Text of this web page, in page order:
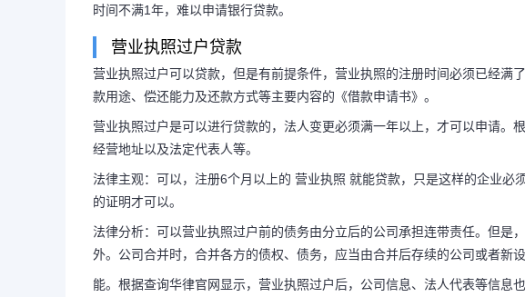
时间不满1年，难以申请银行贷款。
营业执照过户贷款
营业执照过户可以贷款，但是有前提条件，营业执照的注册时间必须已经满
款用途、偿还能力及还款方式等主要内容的《借款申请书》。
营业执照过户是可以进行贷款的，法人变更必须满一年以上，才可以申请。
经营地址以及法定代表人等。
法律主观：可以，注册6个月以上的 营业执照 就能贷款，只是这样的企业必
的证明才可以。
法律分析：可以营业执照过户前的债务由分立后的公司承担连带责任。但是
外。公司合并时，合并各方的债权、债务，应当由合并后存续的公司或者新设
能。根据查询华律官网显示，营业执照过户后，公司信息、法人代表等信息